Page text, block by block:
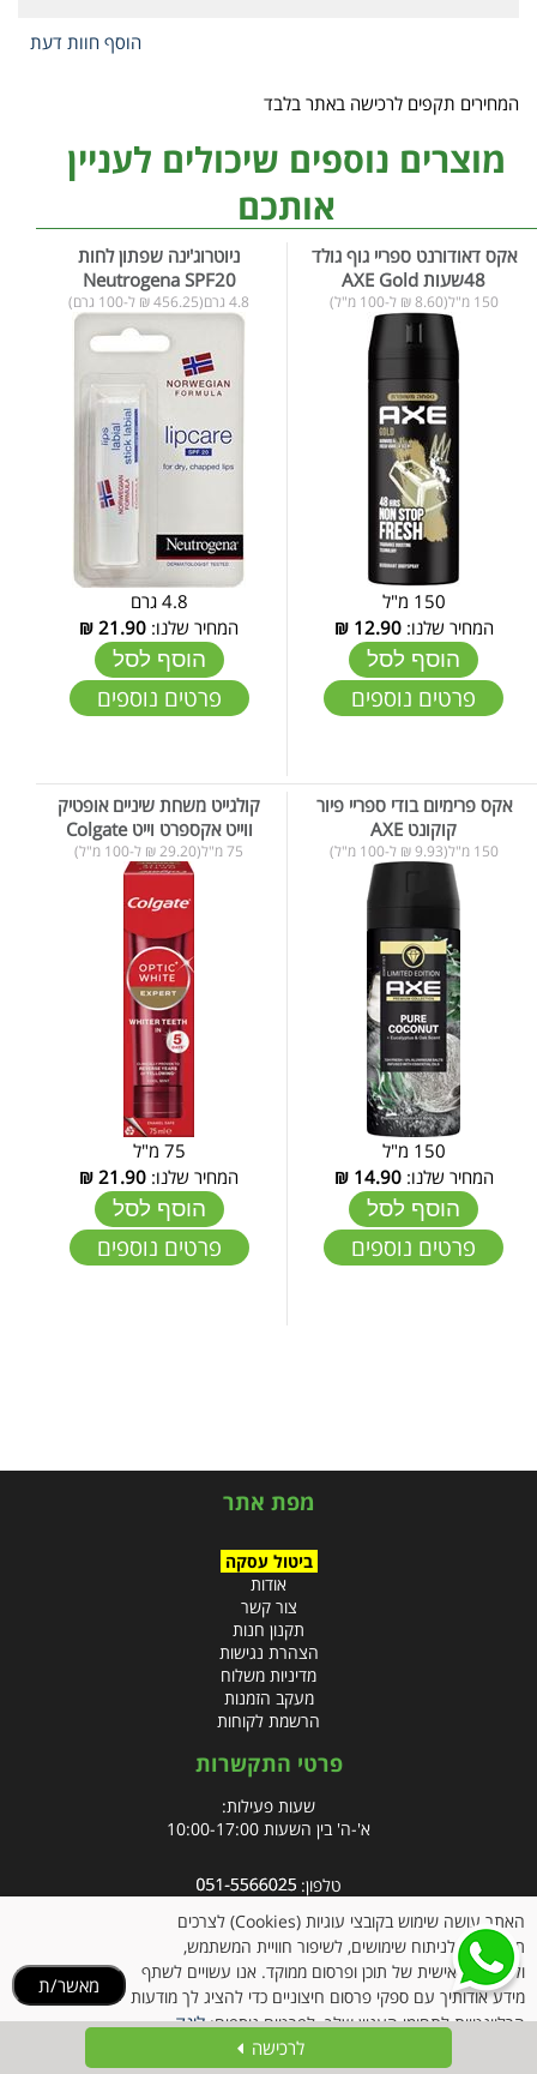
הוסף חוות דעת
המחירים תקפים לרכישה באתר בלבד
מוצרים נוספים שיכולים לעניין
אותכם
אקס דאודורנט ספריי גוף גולד
48שעות AXE Gold
150 מ"ל(8.60 ₪ ל-100 מ"ל)
150 מ"ל
המחיר שלנו:12.90
₪
הוסף לסל
פרטים נוספים
ניוטרוג'ינה שפתון לחות
Neutrogena SPF20
4.8 גרם(456.25 ₪ ל-100 גרם)
4.8 גרם
המחיר שלנו: 21.90
₪
הוסף לסל
פרטים נוספים
אקס פרימיום בודי ספריי פיור
קוקונט AXE
150 מ"ל(9.93 ₪ ל-100 מ"ל)
150 מ"ל
המחיר שלנו:14.90
₪
הוסף לסל
פרטים נוספים
קולגייט משחת שיניים אופטיק
ווייט אקספרט וייט Colgate
75 מ"ל(29.20 ₪ ל-100 מ"ל)
75 מ"ל
המחיר שלנו: 21.90
₪
הוסף לסל
פרטים נוספים
מפת אתר
ביטול עסקה
אודות
צור קשר
תקנון חנות
הצהרת נגישות
מדיניות משלוח
מעקב הזמנות
הרשמת לקוחות
פרטי התקשרות
שעות פעילות:
א'-ה' בין השעות 10:00-17:00
טלפון:
אימייל:info@clubpharm.co.il
כתובת : קניון M הדרך, צומת ינאי, מושב בית חירות 40291
לרכישה
האתר עושה שימוש בקובצי עוגיות (Cookies) לצרכים
תפעוליים, לניתוח שימושים, לשיפור חוויית המשתמש,
ולהתאמה אישית של תוכן ופרסום ממוקד. אנו עשויים לשתף
מידע אודותיך עם ספקי פרסום חיצוניים כדי להציג לך מודעות
הרלוונטיות לתחומי העניין שלך. לפרטים נוספים:לינק
מאשר/ת